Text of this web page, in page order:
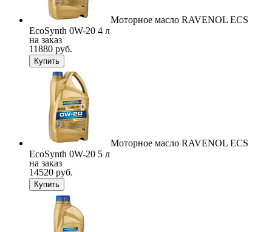
Моторное масло RAVENOL ECS
EcoSynth 0W-20 4 л
на заказ
11880 руб.
Купить
Моторное масло RAVENOL ECS
EcoSynth 0W-20 5 л
на заказ
14520 руб.
Купить